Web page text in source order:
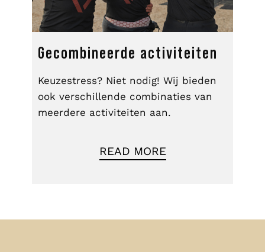
Gecombineerde activiteiten
Keuzestress? Niet nodig! Wij bieden
ook verschillende combinaties van
meerdere activiteiten aan.
READ MORE